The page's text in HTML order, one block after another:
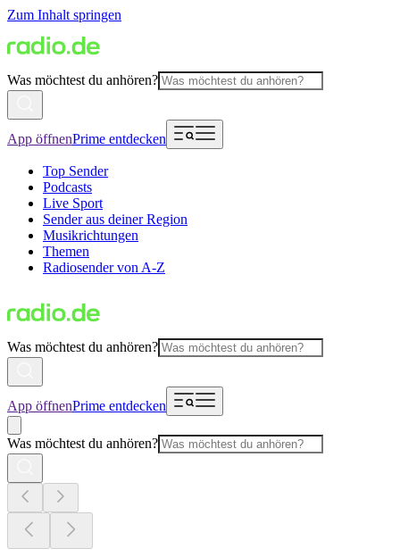
Zum Inhalt springen
Was möchtest du anhören?
App öffnenPrime entdecken
Top Sender
Podcasts
Live Sport
Sender aus deiner Region
Musikrichtungen
Themen
Radiosender von A-Z
Was möchtest du anhören?
App öffnenPrime entdecken
Was möchtest du anhören?